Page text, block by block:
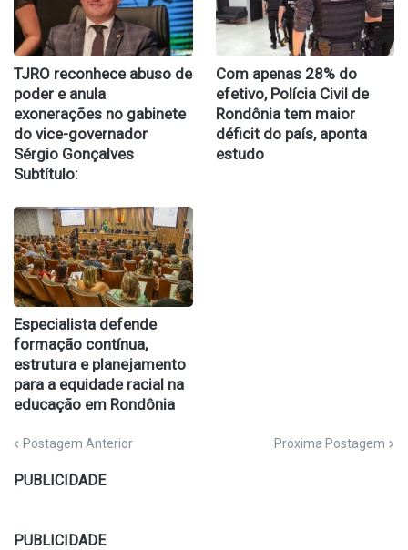
TJRO reconhece abuso de
poder e anula
exonerações no gabinete
do vice-governador
Sérgio Gonçalves
Subtítulo:
Com apenas 28% do
efetivo, Polícia Civil de
Rondônia tem maior
déficit do país, aponta
estudo
Especialista defende
formação contínua,
estrutura e planejamento
para a equidade racial na
educação em Rondônia
Postagem Anterior Próxima Postagem
PUBLICIDADE
PUBLICIDADE